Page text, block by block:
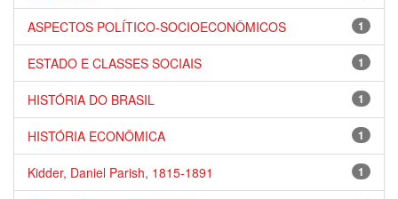
1
ASPECTOS POLÍTICO-SOCIOECONÔMICOS
1
ESTADO E CLASSES SOCIAIS
1
HISTÓRIA DO BRASIL
1
HISTÓRIA ECONÔMICA
1
Kidder, Daniel Parish, 1815-1891